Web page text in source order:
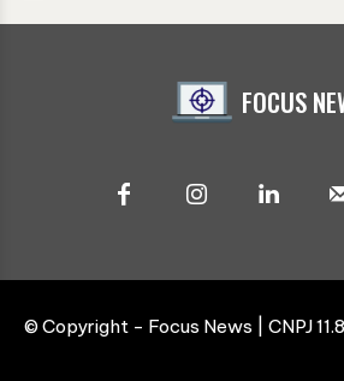
FOCUS
© Copyright - Focus News | CNPJ